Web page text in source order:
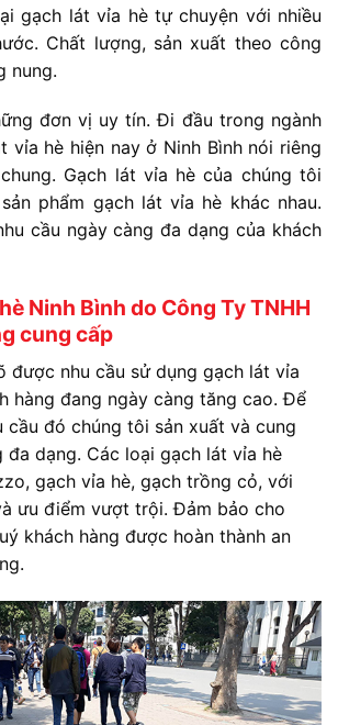
gạch lát vỉa hè tự chuyện với nhiều
Chất lượng, sản xuất theo công
nung.
đơn vị uy tín. Đi đầu trong ngành
vỉa hè hiện nay ở Ninh Bình nói riêng
Gạch lát vỉa hè của chúng tôi
phẩm gạch lát vỉa hè khác nhau.
cầu ngày càng đa dạng của khách
Ninh Bình do Công Ty TNHH
cung cấp
được nhu cầu sử dụng gạch lát vỉa
hàng đang ngày càng tăng cao. Để
cầu đó chúng tôi sản xuất và cung
dạng. Các loại gạch lát vỉa hè
gạch vỉa hè, gạch trồng cỏ, với
ưu điểm vượt trội. Đảm bảo cho
khách hàng được hoàn thành an